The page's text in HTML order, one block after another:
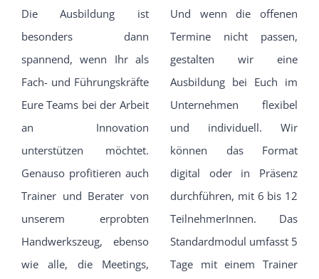
Die Ausbildung ist
besonders dann
spannend, wenn Ihr als
Fach- und Führungskräfte
Eure Teams bei der Arbeit
an Innovation
unterstützen möchtet.
Genauso profitieren auch
Trainer und Berater von
unserem erprobten
Handwerkszeug, ebenso
wie alle, die Meetings,
Und wenn die offenen
Termine nicht passen,
gestalten wir eine
Ausbildung bei Euch im
Unternehmen flexibel
und individuell. Wir
können das Format
digital oder in Präsenz
durchführen, mit 6 bis 12
TeilnehmerInnen. Das
Standardmodul umfasst 5
Tage mit einem Trainer